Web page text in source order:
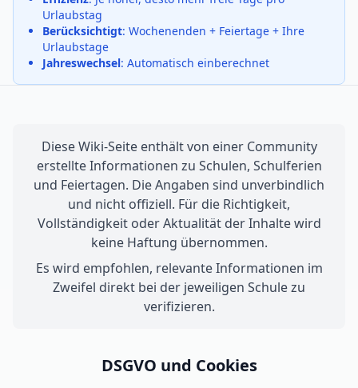
Urlaubstag
Berücksichtigt: Wochenenden + Feiertage + Ihre
Urlaubstage
Jahreswechsel: Automatisch einberechnet
Diese Wiki-Seite enthält von einer Community
erstellte Informationen zu Schulen, Schulferien
und Feiertagen. Die Angaben sind unverbindlich
und nicht offiziell. Für die Richtigkeit,
Vollständigkeit oder Aktualität der Inhalte wird
keine Haftung übernommen.
Es wird empfohlen, relevante Informationen im
Zweifel direkt bei der jeweiligen Schule zu
verifizieren.
DSGVO und Cookies